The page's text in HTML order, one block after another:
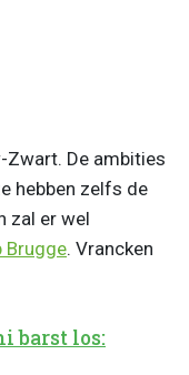
Zwart. De ambities
hebben zelfs de
zal er wel
Brugge. Vrancken
barst los: